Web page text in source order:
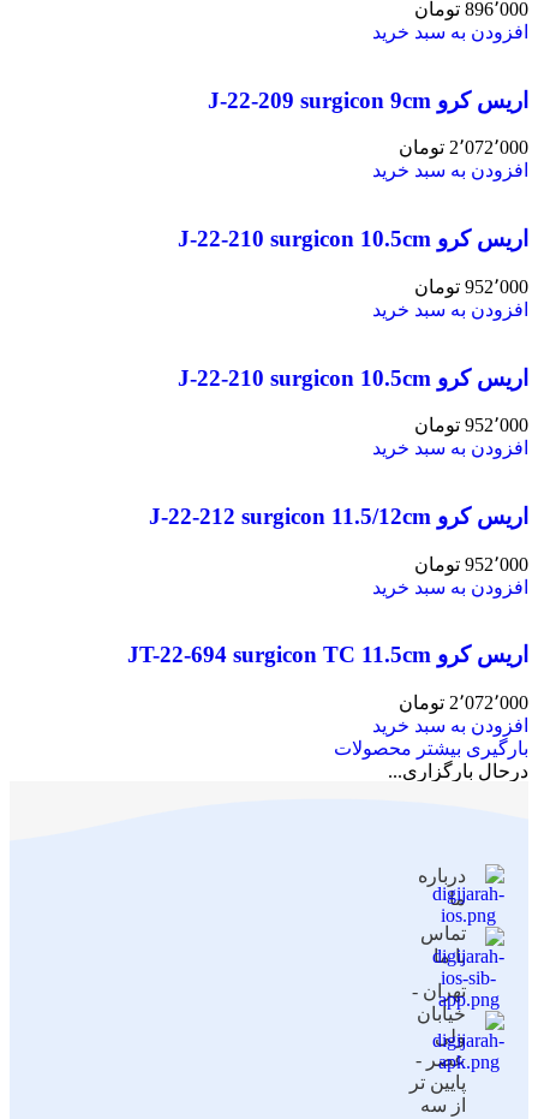
896٬000 تومان
افزودن به سبد خرید
اریس کرو J-22-209 surgicon 9cm
2٬072٬000 تومان
افزودن به سبد خرید
اریس کرو J-22-210 surgicon 10.5cm
952٬000 تومان
افزودن به سبد خرید
اریس کرو J-22-210 surgicon 10.5cm
952٬000 تومان
افزودن به سبد خرید
اریس کرو J-22-212 surgicon 11.5/12cm
952٬000 تومان
افزودن به سبد خرید
اریس کرو JT-22-694 surgicon TC 11.5cm
2٬072٬000 تومان
افزودن به سبد خرید
بارگیری بیشتر محصولات
درحال بارگزاری...
درباره
ما
تماس
با ما
تهران -
خیابان
ولی
عصر -
پایین تر
از سه